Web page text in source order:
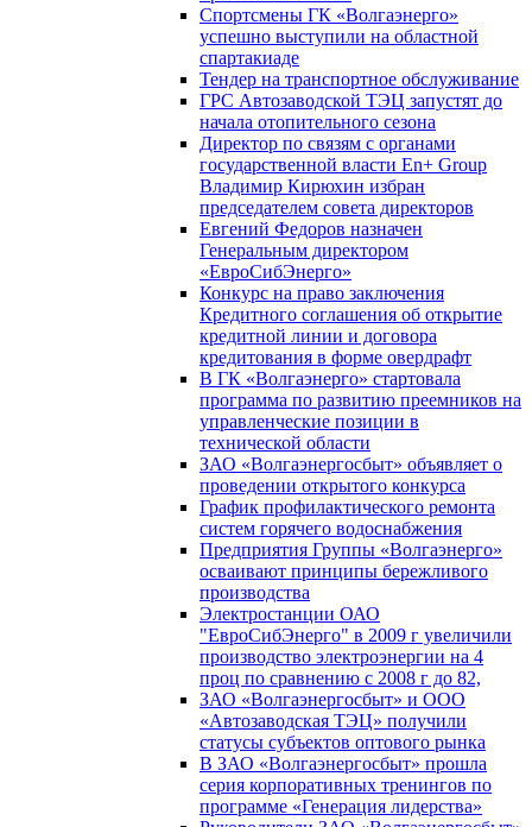
Спортсмены ГК «Волгаэнерго»
успешно выступили на областной
спартакиаде
Тендер на транспортное обслуживание
ГРС Автозаводской ТЭЦ запустят до
начала отопительного сезона
Директор по связям с органами
государственной власти En+ Group
Владимир Кирюхин избран
председателем совета директоров
Евгений Федоров назначен
Генеральным директором
«ЕвроСибЭнерго»
Конкурс на право заключения
Кредитного соглашения об открытие
кредитной линии и договора
кредитования в форме овердрафт
В ГК «Волгаэнерго» стартовала
программа по развитию преемников на
управленческие позиции в
технической области
ЗАО «Волгаэнергосбыт» объявляет о
проведении открытого конкурса
График профилактического ремонта
систем горячего водоснабжения
Предприятия Группы «Волгаэнерго»
осваивают принципы бережливого
производства
Электростанции ОАО
"ЕвроСибЭнерго" в 2009 г увеличили
производство электроэнергии на 4
проц по сравнению с 2008 г до 82,
ЗАО «Волгаэнергосбыт» и ООО
«Автозаводская ТЭЦ» получили
статусы субъектов оптового рынка
В ЗАО «Волгаэнергосбыт» прошла
серия корпоративных тренингов по
программе «Генерация лидерства»